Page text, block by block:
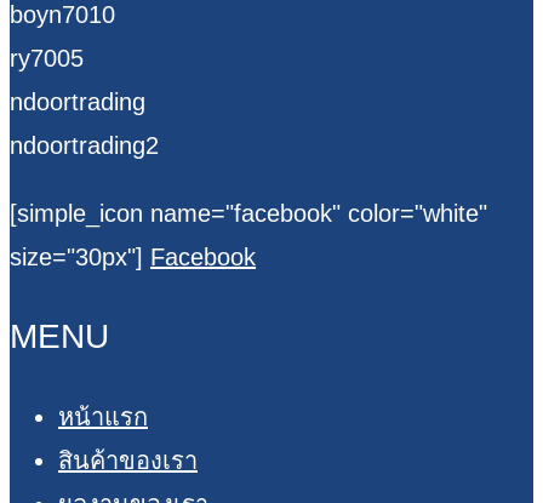
boyn7010
ry7005
ndoortrading
ndoortrading2
[simple_icon name="facebook" color="white"
size="30px"] Facebook
MENU
หน้าแรก
สินค้าของเรา